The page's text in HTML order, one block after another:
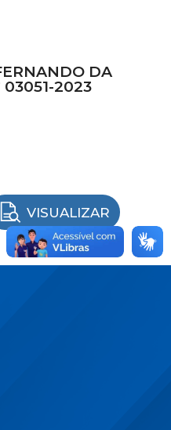
DA
03051-2023
VISUALIZAR